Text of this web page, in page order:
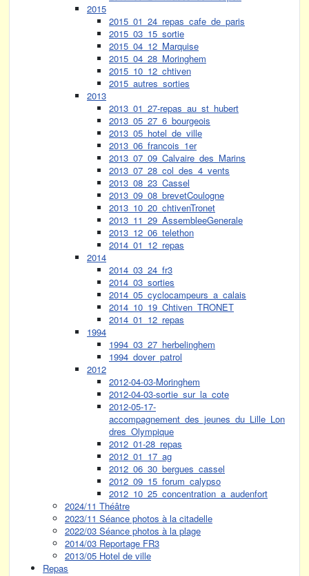
2015
2015_01_24_repas_cafe_de_paris
2015_03_15_sortie
2015_04_12_Marquise
2015_04_28_Moringhem
2015_10_12_chtiven
2015_autres_sorties
2013
2013_01_27-repas_au_st_hubert
2013_05_27_6_bourgeois
2013_05_hotel_de_ville
2013_06_francois_1er
2013_07_09_Calvaire_des_Marins
2013_07_28_col_des_4_vents
2013_08_23_Cassel
2013_09_08_brevetCoulogne
2013_10_20_chtivenTronet
2013_11_29_AssembleeGenerale
2013_12_06_telethon
2014_01_12_repas
2014
2014_03_24_fr3
2014_03_sorties
2014_05_cyclocampeurs_a_calais
2014_10_19_Chtiven_TRONET
2014_01_12_repas
1994
1994_03_27_herbelinghem
1994_dover_patrol
2012
2012-04-03-Moringhem
2012-04-03-sortie_sur_la_cote
2012-05-17-
accompagnement_des_jeunes_du_Lille_Lon
dres_Olympique
2012_01-28_repas
2012_01_17_ag
2012_06_30_bergues_cassel
2012_09_15_forum_calypso
2012_10_25_concentration_a_audenfort
2024/11 Théâtre
2023/11 Séance photos à la citadelle
2022/03 Séance photos à la plage
2014/03 Reportage FR3
2013/05 Hotel de ville
Repas